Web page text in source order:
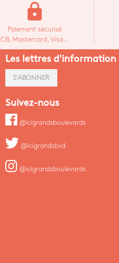
lock
Paiement sécurisé
CB, Mastercard, Visa...
Les lettres d'information
S'ABONNER
Suivez-nous
@icigrandsboulevards
@icigrandsbvd
@icigrandsboulevards